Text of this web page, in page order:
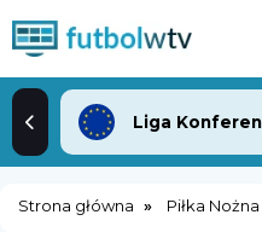
Liga
Strona główna Piłka Nożna